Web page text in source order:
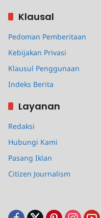
Klausal
Pedoman Pemberitaan
Kebijakan Privasi
Klausul Penggunaan
Indeks Berita
Layanan
Redaksi
Hubungi Kami
Pasang Iklan
Citizen Journalism